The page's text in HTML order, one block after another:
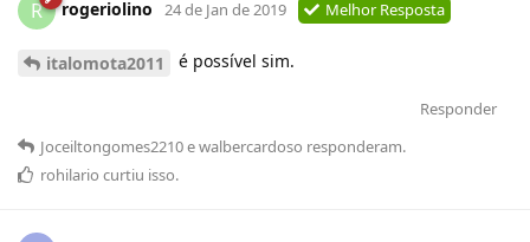
R rogeriolino 24 de Jan de 2019 Melhor Resposta
italomota2011 é possível sim.
Responder
Joceiltongomes2210ewalbercardoso responderam.
rohilario curtiu isso.